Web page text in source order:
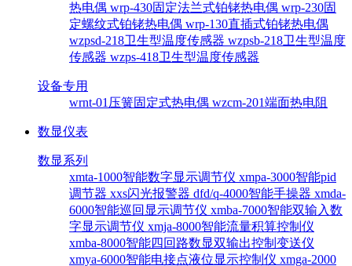
热电偶 wrp-430固定法兰式铂铑热电偶 wrp-230固
定螺纹式铂铑热电偶 wrp-130直插式铂铑热电偶
wzpsd-218卫生型温度传感器 wzpsb-218卫生型温度
传感器 wzps-418卫生型温度传感器
设备专用
wrnt-01压簧固定式热电偶 wzcm-201端面热电阻
数显仪表
数显系列
xmta-1000智能数字显示调节仪 xmpa-3000智能pid
调节器 xxs闪光报警器 dfd/q-4000智能手操器 xmda-
6000智能巡回显示调节仪 xmba-7000智能双输入数
字显示调节仪 xmja-8000智能流量积算控制仪
xmba-8000智能四回路数显双输出控制变送仪
xmya-6000智能电接点液位显示控制仪 xmga-2000